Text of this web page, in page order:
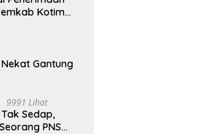
Kotim
Gantung
9991 Lihat
Sedap,
PNS